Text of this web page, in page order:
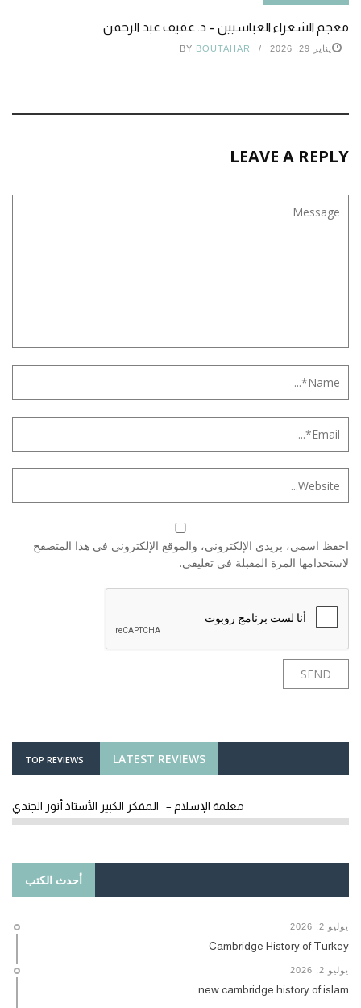
معجم الشعراء العباسيين – د. عفيف عبد الرحمن
يناير 29, 2026 BY BOUTAHAR
LEAVE A REPLY
احفظ اسمي، بريدي الإلكتروني، والموقع الإلكتروني في هذا المتصفح
لاستخدامها المرة المقبلة في تعليقي.
LATEST REVIEWS
TOP REVIEWS
معلمة الإسلام – المفكر الكبير الأستاذ أنور الجندي
أحدث الكتب
يوليو 2, 2026
Cambridge History of Turkey
يوليو 2, 2026
new cambridge history of islam